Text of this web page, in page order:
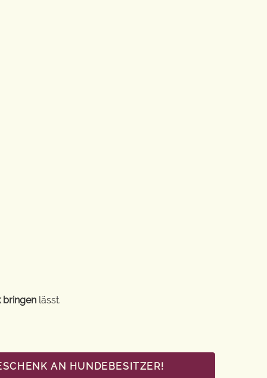
bringen lässt.
AN HUNDEBESITZER!